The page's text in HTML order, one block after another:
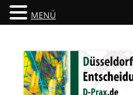
Düsseldorfer
MENÜ